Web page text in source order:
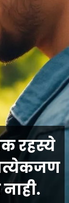
रहस्ये